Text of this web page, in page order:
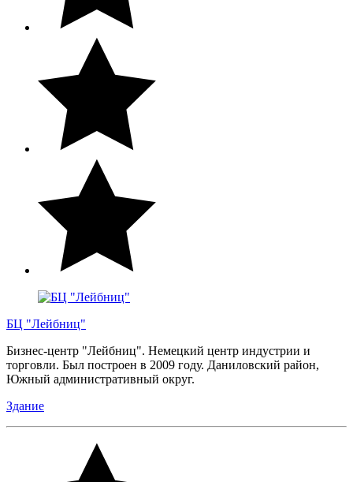
БЦ "Лейбниц"
Бизнес-центр "Лейбниц". Немецкий центр индустрии и
торговли. Был построен в 2009 году. Даниловский район,
Южный административный округ.
Здание